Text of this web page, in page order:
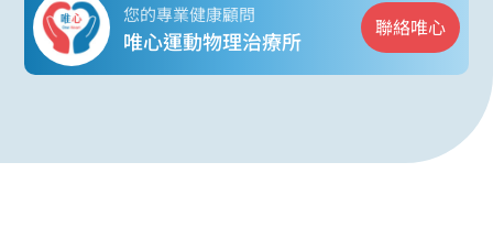
您的專業健康顧問
唯心運動物理治療所
聯絡唯心